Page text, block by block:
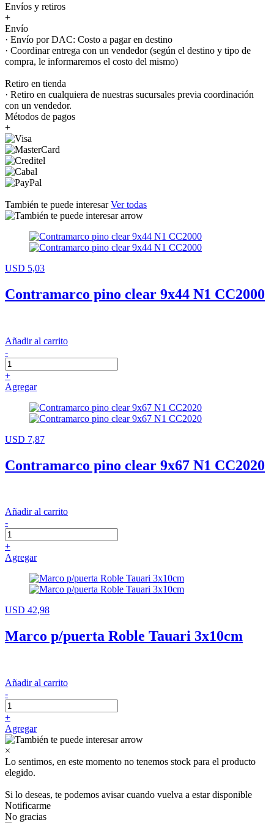
Envíos y retiros
+
Envío
· Envío por DAC: Costo a pagar en destino
· Coordinar entrega con un vendedor (según el destino y tipo de
compra, le informaremos el costo del mismo)
Retiro en tienda
· Retiro en cualquiera de nuestras sucursales previa coordinación
con un vendedor.
Métodos de pagos
+
También te puede interesarVer todas
USD 5,03
Contramarco pino clear 9x44 N1 CC2000
Añadir al carrito
-
+
Agregar
USD 7,87
Contramarco pino clear 9x67 N1 CC2020
Añadir al carrito
-
+
Agregar
USD 42,98
Marco p/puerta Roble Tauari 3x10cm
Añadir al carrito
-
+
Agregar
×
Lo sentimos, en este momento no tenemos stock para el producto
elegido.
Si lo deseas, te podemos avisar cuando vuelva a estar disponible
Notificarme
No gracias